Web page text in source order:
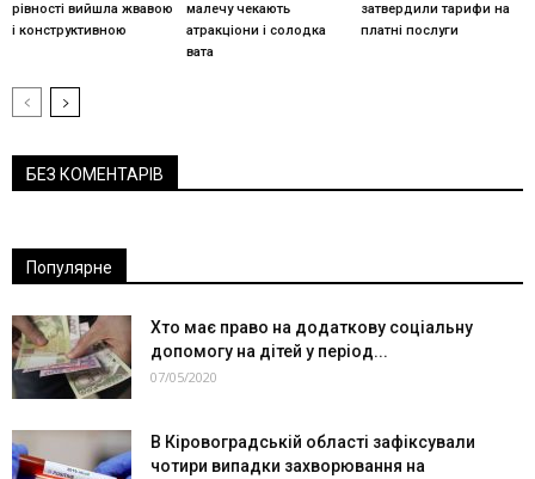
рівності вийшла жвавою
і конструктивною
малечу чекають
атракціони і солодка
вата
затвердили тарифи на
платні послуги
БЕЗ КОМЕНТАРІВ
Популярне
Хто має право на додаткову соціальну
допомогу на дітей у період...
07/05/2020
В Кіровоградській області зафіксували
чотири випадки захворювання на